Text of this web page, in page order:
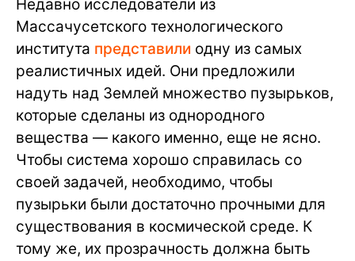
Недавно исследователи из
Массачусетского технологического
института представили одну из самых
реалистичных идей. Они предложили
надуть над Землей множество пузырьков,
которые сделаны из однородного
вещества — какого именно, еще не ясно.
Чтобы система хорошо справилась со
своей задачей, необходимо, чтобы
пузырьки были достаточно прочными для
существования в космической среде. К
тому же, их прозрачность должна быть